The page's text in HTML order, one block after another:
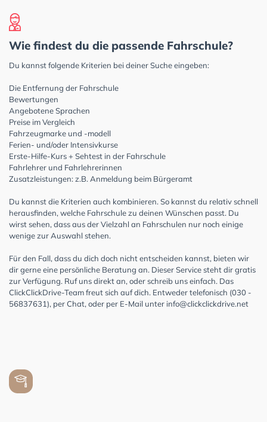
Wie findest du die passende Fahrschule?
Du kannst folgende Kriterien bei deiner Suche eingeben:
Die Entfernung der Fahrschule
Bewertungen
Angebotene Sprachen
Preise im Vergleich
Fahrzeugmarke und -modell
Ferien- und/oder Intensivkurse
Erste-Hilfe-Kurs + Sehtest in der Fahrschule
Fahrlehrer und Fahrlehrerinnen
Zusatzleistungen: z.B. Anmeldung beim Bürgeramt
Du kannst die Kriterien auch kombinieren. So kannst du relativ schnell
herausfinden, welche Fahrschule zu deinen Wünschen passt. Du
wirst sehen, dass aus der Vielzahl an Fahrschulen nur noch einige
wenige zur Auswahl stehen.
Für den Fall, dass du dich doch nicht entscheiden kannst, bieten wir
dir gerne eine persönliche Beratung an. Dieser Service steht dir gratis
zur Verfügung. Ruf uns direkt an, oder schreib uns einfach. Das
ClickClickDrive-Team freut sich auf dich. Entweder telefonisch (030 -
56837631), per Chat, oder per E-Mail unter info@clickclickdrive.net